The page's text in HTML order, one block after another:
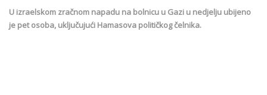
U izraelskom zračnom napadu na bolnicu u Gazi u nedjelju ubijeno
je pet osoba, uključujući Hamasova političkog čelnika.